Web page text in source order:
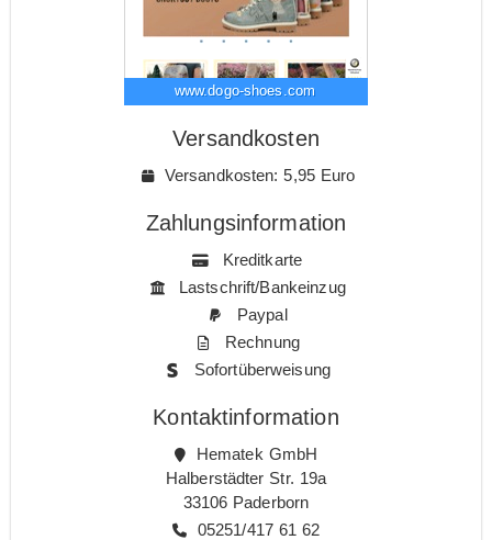
www.dogo-shoes.com
Versandkosten
Versandkosten: 5,95 Euro
Zahlungsinformation
Kreditkarte
Lastschrift/Bankeinzug
Paypal
Rechnung
Sofortüberweisung
Kontaktinformation
Hematek GmbH
Halberstädter Str. 19a
33106 Paderborn
05251/417 61 62